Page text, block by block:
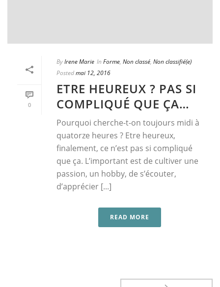
0
ByIrene Marie In Forme, Non classé, Non classifié(e)
Postedmai 12, 2016
ETRE HEUREUX ? PAS SI
COMPLIQUÉ QUE ÇA…
Pourquoi cherche-t-on toujours midi à
quatorze heures ? Etre heureux,
finalement, ce n’est pas si compliqué
que ça. L’important est de cultiver une
passion, un hobby, de s’écouter,
d’apprécier [...]
READ MORE